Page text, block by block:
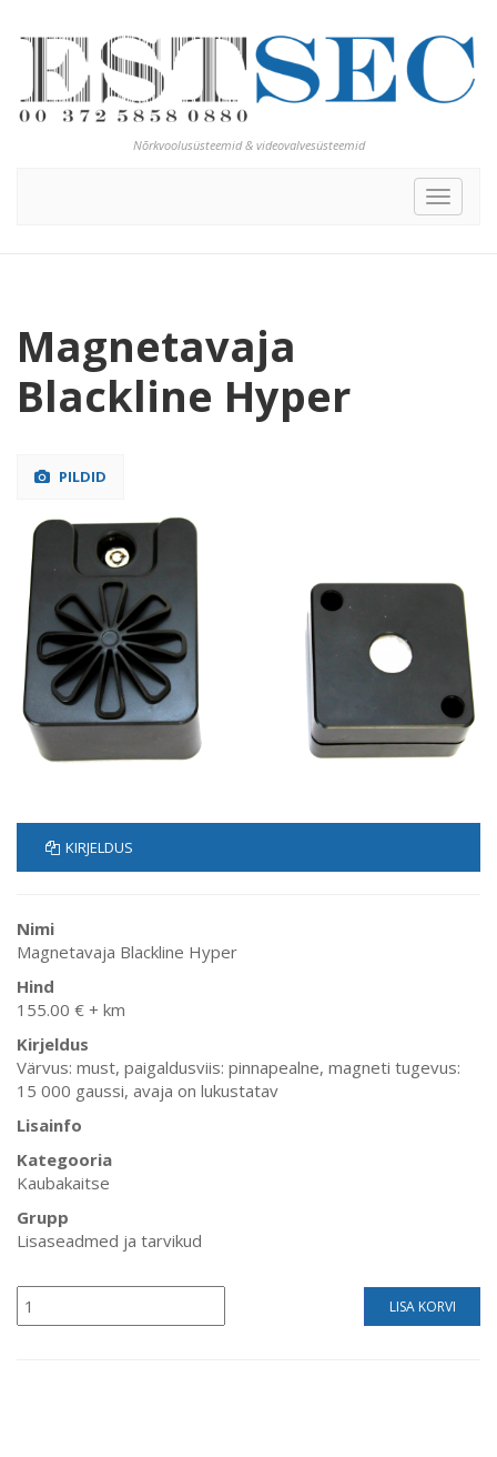
Nõrkvoolusüsteemid & videovalvesüsteemid
Toggle
Magnetavaja
Blackline Hyper
PILDID
KIRJELDUS
Nimi
Magnetavaja Blackline Hyper
Hind
155.00 € + km
Kirjeldus
Värvus: must, paigaldusviis: pinnapealne, magneti tugevus:
15 000 gaussi, avaja on lukustatav
Lisainfo
Kategooria
Kaubakaitse
Grupp
Lisaseadmed ja tarvikud
LISA KORVI